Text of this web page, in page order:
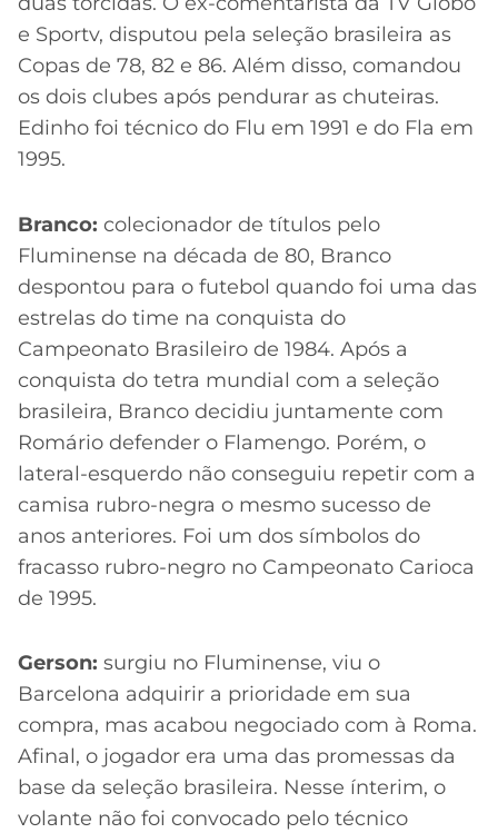
e Sportv, disputou pela seleção brasileira as
Copas de 78, 82 e 86. Além disso, comandou
os dois clubes após pendurar as chuteiras.
Edinho foi técnico do Flu em 1991 e do Fla em
1995.
Branco: colecionador de títulos pelo
Fluminense na década de 80, Branco
despontou para o futebol quando foi uma das
estrelas do time na conquista do
Campeonato Brasileiro de 1984. Após a
conquista do tetra mundial com a seleção
brasileira, Branco decidiu juntamente com
Romário defender o Flamengo. Porém, o
lateral-esquerdo não conseguiu repetir com a
camisa rubro-negra o mesmo sucesso de
anos anteriores. Foi um dos símbolos do
fracasso rubro-negro no Campeonato Carioca
de 1995.
Gerson: surgiu no Fluminense, viu o
Barcelona adquirir a prioridade em sua
compra, mas acabou negociado com à Roma.
Afinal, o jogador era uma das promessas da
base da seleção brasileira. Nesse ínterim, o
volante não foi convocado pelo técnico